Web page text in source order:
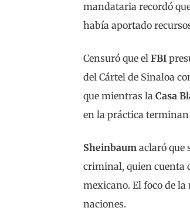
mandataria recordó
había aportado
Censuró que el FBI
del Cártel de Sinaloa
que mientras la Casa
en la práctica terminan
Sheinbaum aclaró que
criminal, quien cuenta
mexicano. El foco de
naciones.